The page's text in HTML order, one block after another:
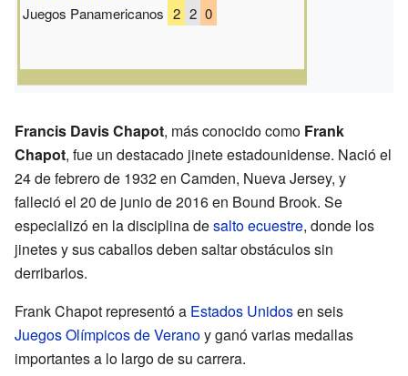
Juegos Panamericanos 2 2 0
Francis Davis Chapot, más conocido como Frank
Chapot, fue un destacado jinete estadounidense. Nació el
24 de febrero de 1932 en Camden, Nueva Jersey, y
falleció el 20 de junio de 2016 en Bound Brook. Se
especializó en la disciplina desalto ecuestre, donde los
jinetes y sus caballos deben saltar obstáculos sin
derribarlos.
Frank Chapot representó a Estados Unidosen seis
Juegos Olímpicos de Veranoy ganó varias medallas
importantes a lo largo de su carrera.